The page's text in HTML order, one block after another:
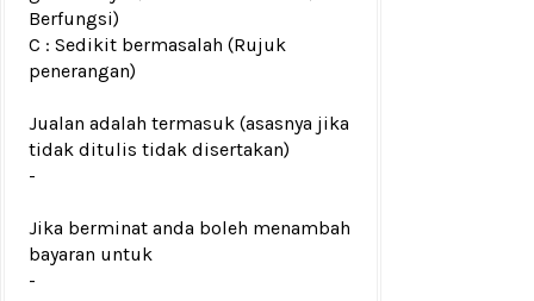
Berfungsi)
C : Sedikit bermasalah (Rujuk
penerangan)
Jualan adalah termasuk (asasnya jika
tidak ditulis tidak disertakan)
-
Jika berminat anda boleh menambah
bayaran untuk
-